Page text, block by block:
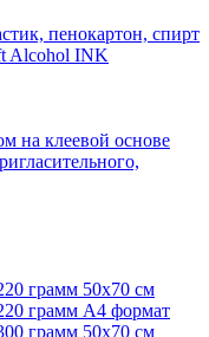
пенокартон, спирт
Alcohol INK
на клеевой основе
грамм 50х70 см
грамм A4 формат
грамм 50х70 см